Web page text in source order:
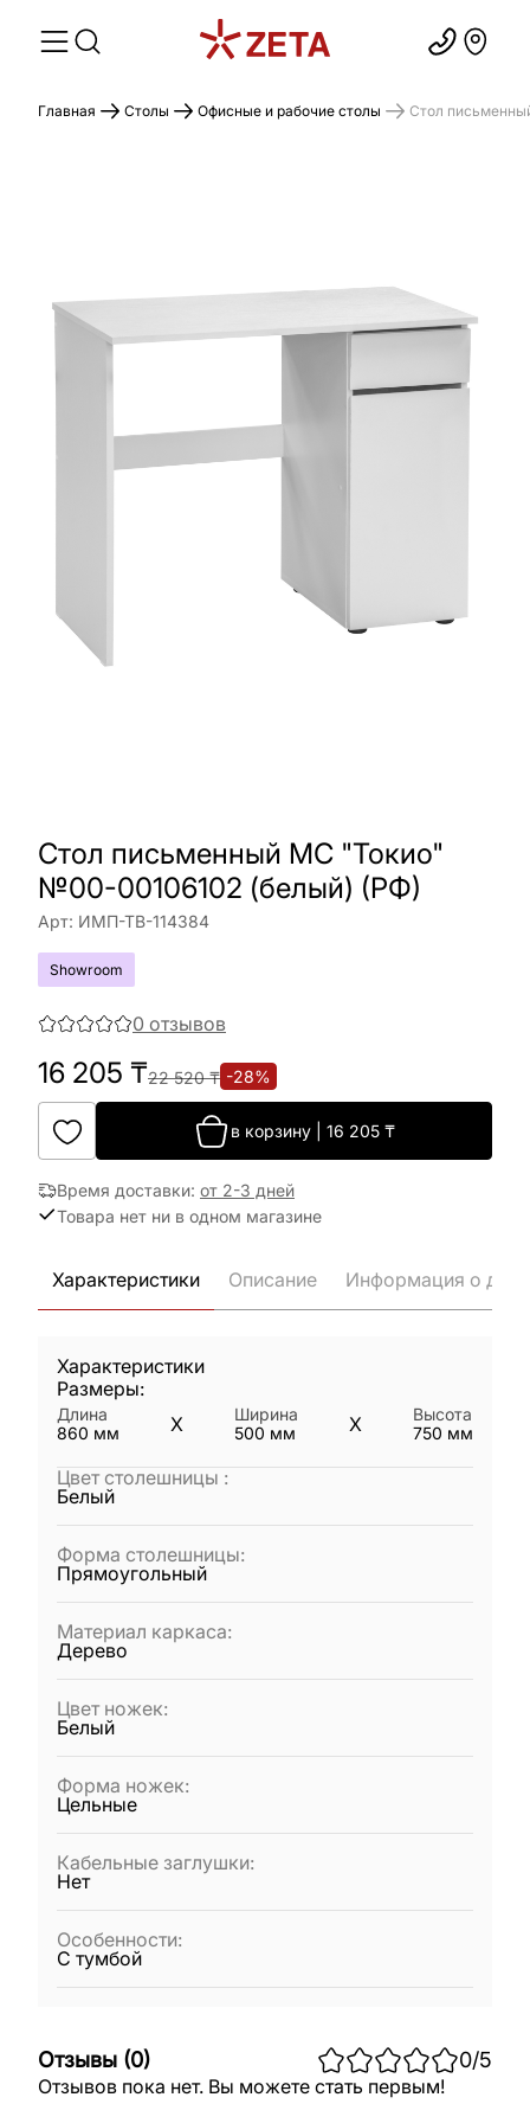
Главная Столы Офисные и рабочие столы Стол
Стол письменный МС "Токио"
№00-00106102 (белый) (РФ)
Арт: ИМП-ТВ-114384
Showroom
0 отзывов
16 205 ₸22 520₸ -28%
в корзину 16 205 ₸
Время доставки: от 2-3 дней
Товара нет ни в одном магазине
Характеристики Описание Информация о
Характеристики
Размеры:
Длина
860 мм X
Ширина
500 мм X
Высота
750 мм
Цвет столешницы :
Белый
Форма столешницы:
Прямоугольный
Материал каркаса:
Дерево
Цвет ножек:
Белый
Форма ножек:
Цельные
Кабельные заглушки:
Нет
Особенности:
С тумбой
Отзывы (0) 0/5
Отзывов пока нет. Вы можете стать первым!